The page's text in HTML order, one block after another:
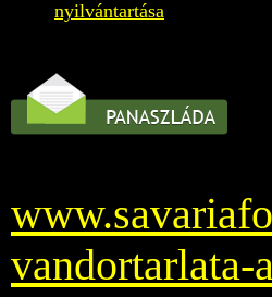
nyilvántartása
vandortarlata-